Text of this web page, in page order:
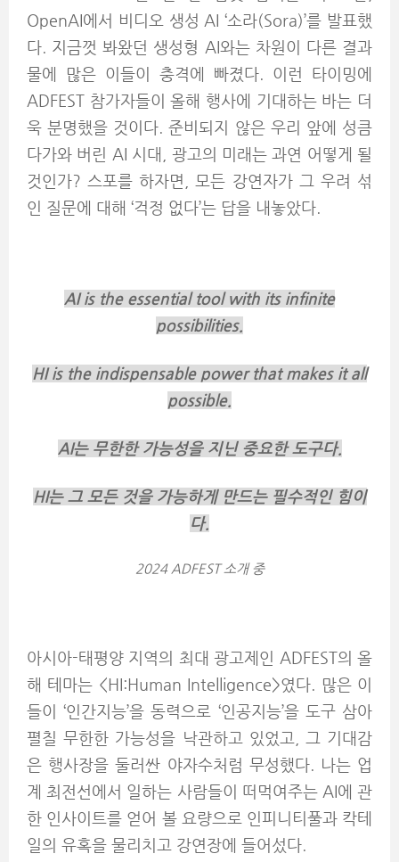
OpenAI에서 비디오 생성 AI ‘소라(Sora)’를 발표했
다. 지금껏 봐왔던 생성형 AI와는 차원이 다른 결과
물에 많은 이들이 충격에 빠졌다. 이런 타이밍에
ADFEST 참가자들이 올해 행사에 기대하는 바는 더
욱 분명했을 것이다. 준비되지 않은 우리 앞에 성큼
다가와 버린 AI 시대, 광고의 미래는 과연 어떻게 될
것인가? 스포를 하자면, 모든 강연자가 그 우려 섞
인 질문에 대해 ‘걱정 없다’는 답을 내놓았다.
AI is the essential tool with its infinite
possibilities.
HI is the indispensable power that makes it all
possible.
AI는 무한한 가능성을 지닌 중요한 도구다.
HI는 그 모든 것을 가능하게 만드는 필수적인 힘이
다.
2024 ADFEST소개 중
아시아-태평양 지역의 최대 광고제인 ADFEST의 올
해 테마는 <HI:Human Intelligence>였다. 많은 이
들이 ‘인간지능’을 동력으로 ‘인공지능’을 도구 삼아
펼칠 무한한 가능성을 낙관하고 있었고, 그 기대감
은 행사장을 둘러싼 야자수처럼 무성했다. 나는 업
계 최전선에서 일하는 사람들이 떠먹여주는 AI에 관
한 인사이트를 얻어 볼 요량으로 인피니티풀과 칵테
일의 유혹을 물리치고 강연장에 들어섰다.